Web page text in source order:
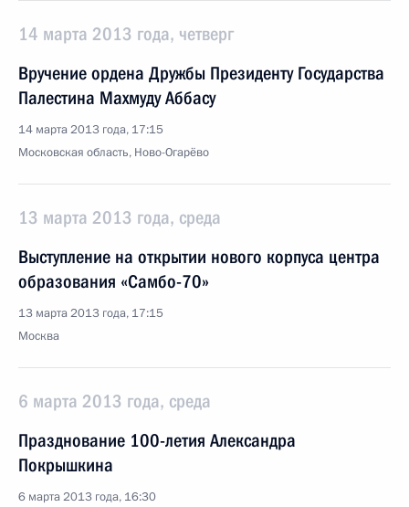
14 марта 2013 года, четверг
Вручение ордена Дружбы Президенту Государства
Палестина Махмуду Аббасу
14 марта 2013 года, 17:15
Московская область, Ново-Огарёво
13 марта 2013 года, среда
Выступление на открытии нового корпуса центра
образования «Самбо-70»
13 марта 2013 года, 17:15
Москва
6 марта 2013 года, среда
Празднование 100-летия Александра
Покрышкина
6 марта 2013 года, 16:30